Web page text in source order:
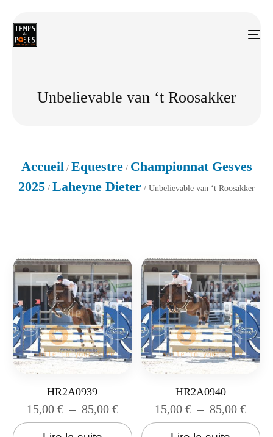
Unbelievable van ‘t Roosakker
Accueil / Equestre/ Championnat Gesves
2025 / Laheyne Dieter / Unbelievable van ‘t Roosakker
HR2A0939
15,00 € – 85,00 €
HR2A0940
15,00€ – 85,00€